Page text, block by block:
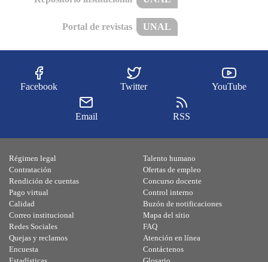
Portal de revistas UNAL
Facebook Twitter YouTube
Email RSS
Régimen legal
Contratación
Rendición de cuentas
Pago virtual
Calidad
Talento humano
Ofertas de empleo
Concurso docente
Control interno
Buzón de notificaciones
Correo institucional
Redes Sociales
Quejas y reclamos
Encuesta
Mapa del sitio
FAQ
Atención en línea
Contáctenos